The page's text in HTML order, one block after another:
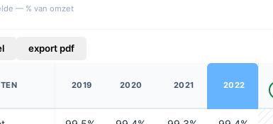
— % van omzet
export pdf
2019 2020 2021 2022